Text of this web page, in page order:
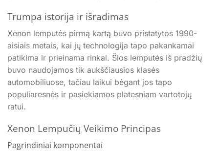
Trumpa istorija ir išradimas
Xenon lemputės pirmą kartą buvo pristatytos 1990-
aisiais metais, kai jų technologija tapo pakankamai
patikima ir prieinama rinkai. Šios lemputės iš pradžių
buvo naudojamos tik aukščiausios klasės
automobiliuose, tačiau laikui bėgant jos tapo
populiaresnės ir pasiekiamos platesniam vartotojų
ratui.
Xenon Lempučių Veikimo Principas
Pagrindiniai komponentai